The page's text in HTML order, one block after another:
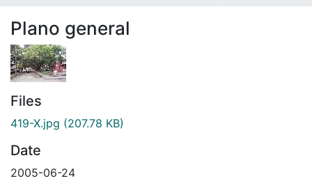
Plano general
Files
419-X.jpg (207.78 KB)
Date
2005-06-24